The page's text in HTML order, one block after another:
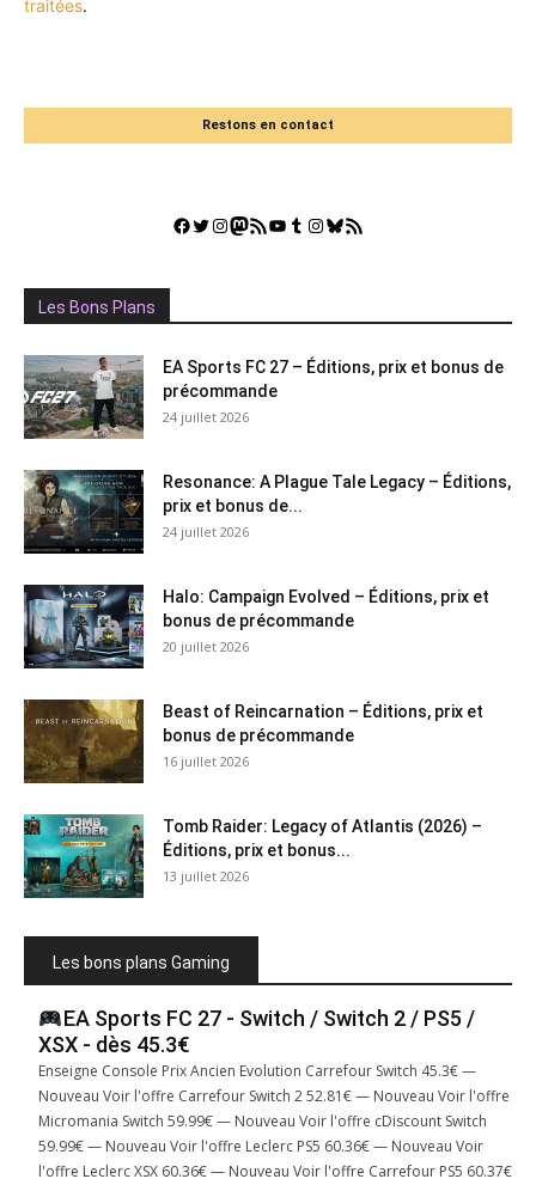
traitées.
Restons en contact
Facebook
Twitter
Instagram
Mastodon
Flux RSSYouTube
Tumblr
Instagram
Bluesky
GestGame
Les Bons Plans
EA Sports FC 27 – Éditions, prix et bonus de
précommande
24 juillet 2026
Resonance: A Plague Tale Legacy – Éditions,
prix et bonus de...
24 juillet 2026
Halo: Campaign Evolved – Éditions, prix et
bonus de précommande
20 juillet 2026
Beast of Reincarnation – Éditions, prix et
bonus de précommande
16 juillet 2026
Tomb Raider: Legacy of Atlantis (2026) –
Éditions, prix et bonus...
13 juillet 2026
Les bons plans Gaming
EA Sports FC 27 - Switch / Switch 2 / PS5 /
XSX - dès 45.3€
Enseigne Console Prix Ancien Evolution Carrefour Switch 45.3€ —
Nouveau Voir l'offre Carrefour Switch 2 52.81€ — Nouveau Voir l'offre
Micromania Switch 59.99€ — Nouveau Voir l'offre cDiscount Switch
59.99€ — Nouveau Voir l'offre Leclerc PS5 60.36€ — Nouveau Voir
l'offre Leclerc XSX 60.36€ — Nouveau Voir l'offre Carrefour PS5 60.37€